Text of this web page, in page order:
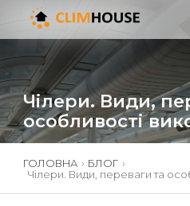
Чілери. Види,
особливості
ГОЛОВНА › БЛОГ ›
Чілери. Види, переваги та